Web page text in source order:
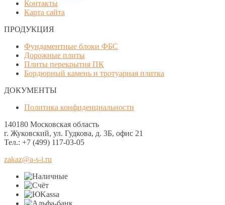
Контакты
Карта сайта
ПРОДУКЦИЯ
Фундаментные блоки ФБС
Дорожные плиты
Плиты перекрытия ПК
Бордюрный камень и тротуарная плитка
ДОКУМЕНТЫ
Политика конфиденциальности
140180 Московская область
г. Жуковский, ул. Гудкова, д. 3Б, офис 21
Тел.: +7 (499) 117-03-05
zakaz@a-s-i.ru